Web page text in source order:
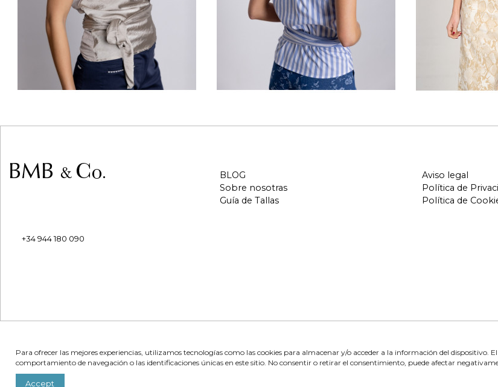
+34 944 180 090
BLOG
Sobre nosotras
Guía de Tallas
Aviso legal
Política de
Política de
Para ofrecer las mejores experiencias, utilizamos tecnologías como las cookies para almacenar y/o acceder a la información del dispositivo.
comportamiento de navegación o las identificaciones únicas en este sitio. No consentir o retirar el consentimiento, puede afectar
Accept